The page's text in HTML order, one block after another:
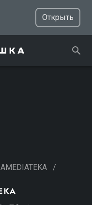
Открыть
AMEDIATEKA /